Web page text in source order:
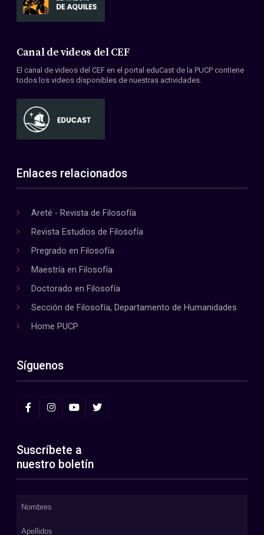
Canal de videos del CEF
El canal de videos del CEF en el portal eduCast de la PUCP contiene
todos los videos disponibles de nuestras actividades.
Enlaces relacionados
Areté - Revista de Filosofía
Revista Estudios de Filosofía
Pregrado en Filosofía
Maestría en Filosofía
Doctorado en Filosofía
Sección de Filosofía, Departamento de Humanidades
Home PUCP
Síguenos
Suscríbete a
nuestro boletín